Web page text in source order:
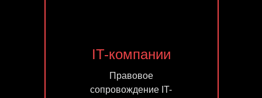
IT-компании
Правовое
сопровождение IT-